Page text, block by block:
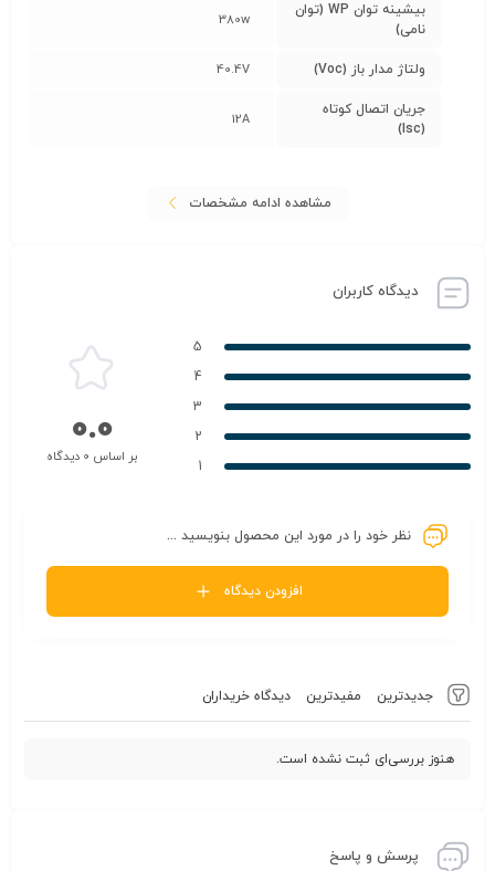
بیشینه توان WP (توان
نامی)
380w
ولتاژ مدار باز (Voc) 40.4V
جریان اتصال کوتاه
(Isc)
12A
مشاهده ادامه مشخصات
دیدگاه کاربران
جدیدترین مفیدترین دیدگاه خریداران
هنوز بررسی‌ای ثبت نشده است.
5
4
3
2
1
0.0
بر اساس 0 دیدگاه
نظر خود را در مورد این محصول بنویسید ...
افزودن دیدگاه
پرسش و پاسخ